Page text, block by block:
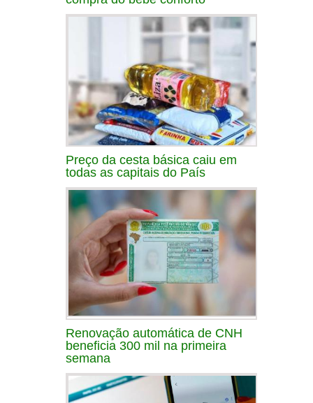
Preço da cesta básica caiu em
todas as capitais do País
Renovação automática de CNH
beneficia 300 mil na primeira
semana